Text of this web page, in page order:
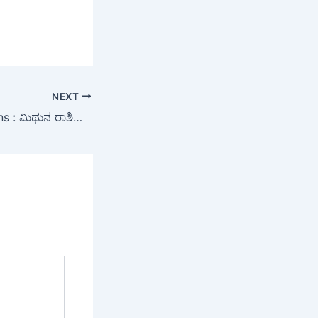
NEXT
Lucky Zodiac Signs : ಮಿಥುನ ರಾಶಿಯಲ್ಲಿ ಗುರು-ಶುಕ್ರರ ಅಪರೂಪದ ಸಂಯೋಗ: ಜೂನ್ 2ರವರೆಗೆ ಈ 6 ರಾಶಿಯವರಿಗೆ ಒಲಿಯಲಿದ್ದಾಳೆ ಅದೃಷ್ಟ ದೇವತೆ!